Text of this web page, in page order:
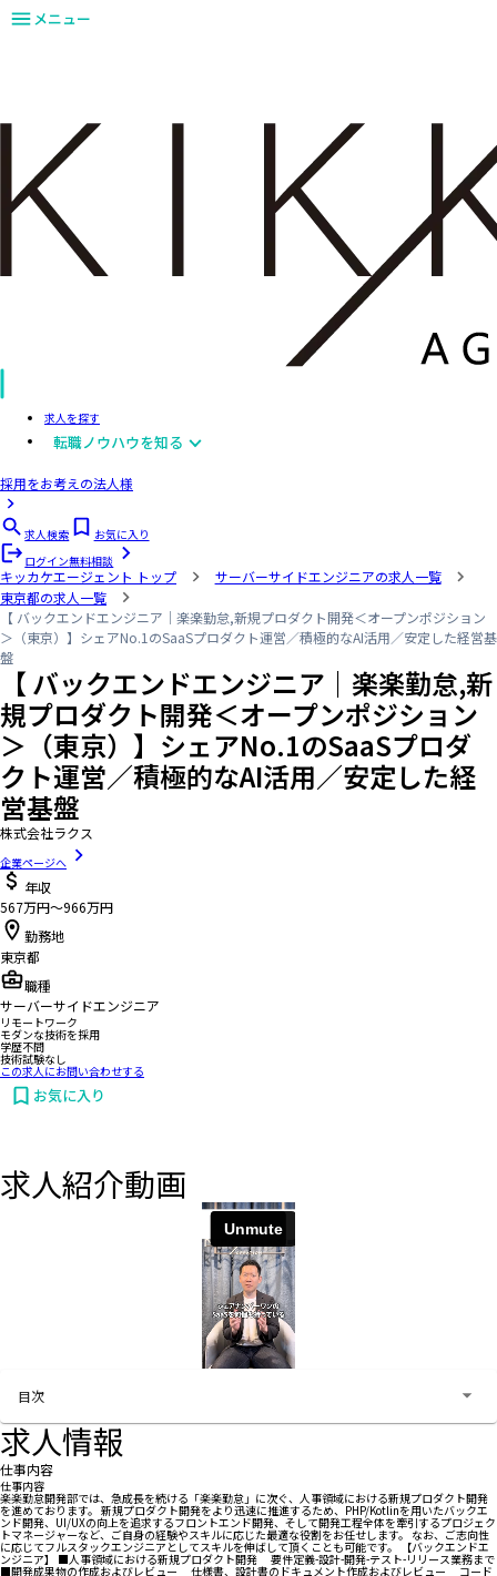
メニュー
求人を探す
転職ノウハウを知る
採用をお考えの法人様
求人検索
お気に入り
ログイン無料相談
キッカケエージェント トップ
サーバーサイドエンジニアの求人一覧
東京都の求人一覧
【 バックエンドエンジニア｜楽楽勤怠,新規プロダクト開発＜オープンポジション
＞（東京）】シェアNo.1のSaaSプロダクト運営／積極的なAI活用／安定した経営基
盤
【 バックエンドエンジニア｜楽楽勤怠,新
規プロダクト開発＜オープンポジション
＞（東京）】シェアNo.1のSaaSプロダ
クト運営／積極的なAI活用／安定した経
営基盤
株式会社ラクス
企業ページへ
年収
567万円〜966万円
勤務地
東京都
職種
サーバーサイドエンジニア
リモートワーク
モダンな技術を採用
学歴不問
技術試験なし
この求人にお問い合わせする
お気に入り
お問い合わせする
求人紹介動画
目次
求人情報
仕事内容
仕事内容
楽楽勤怠開発部では、急成長を続ける「楽楽勤怠」に次ぐ、人事領域における新規プロダクト開発
を進めております。 新規プロダクト開発をより迅速に推進するため、PHP/Kotlinを用いたバックエ
ンド開発、UI/UXの向上を追求するフロントエンド開発、そして開発工程全体を牽引するプロジェク
トマネージャーなど、ご自身の経験やスキルに応じた最適な役割をお任せします。 なお、ご志向性
に応じてフルスタックエンジニアとしてスキルを伸ばして頂くことも可能です。 【バックエンドエ
ンジニア】 ■人事領域における新規プロダクト開発 要件定義-設計-開発-テスト-リリース業務まで
■開発成果物の作成およびレビュー 仕様書、設計書のドキュメント作成およびレビュー コード